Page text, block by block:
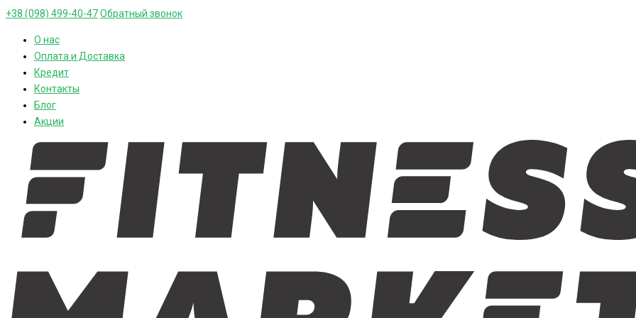
+38 (098) 499-40-47Обратный звонок
О нас
Оплата и Доставка
Кредит
Контакты
Блог
Акции